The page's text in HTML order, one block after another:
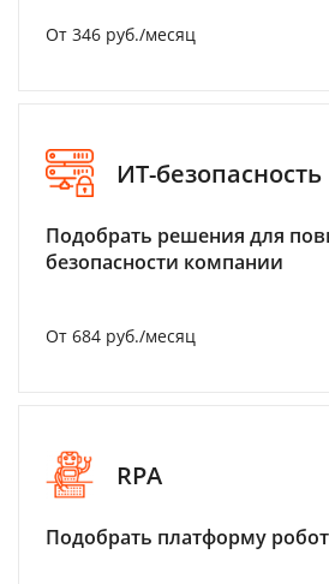
От 346 руб./месяц
ИТ-безопасность
Подобрать решения для
безопасности компании
От 684 руб./месяц
RPA
Подобрать платформу